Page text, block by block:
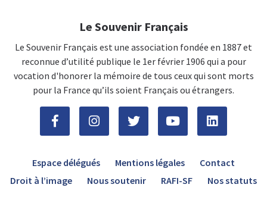
Le Souvenir Français
Le Souvenir Français est une association fondée en 1887 et
reconnue d’utilité publique le 1er février 1906 qui a pour
vocation d'honorer la mémoire de tous ceux qui sont morts
pour la France qu’ils soient Français ou étrangers.
Espace délégués Mentions légales
Contact
Droit à l’image
Nous soutenir RAFI-SF Nos statuts